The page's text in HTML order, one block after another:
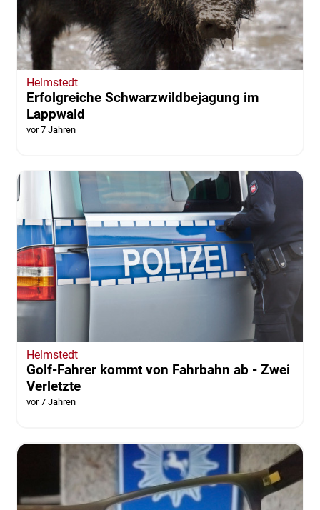
Helmstedt
Erfolgreiche Schwarzwildbejagung im
Lappwald
vor 7 Jahren
Helmstedt
Golf-Fahrer kommt von Fahrbahn ab - Zwei
Verletzte
vor 7 Jahren